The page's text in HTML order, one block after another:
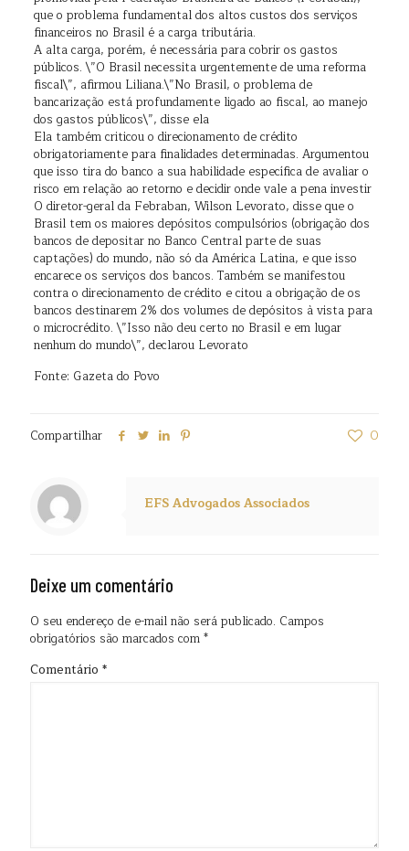
que o problema fundamental dos altos custos dos serviços
financeiros no Brasil é a carga tributária.
A alta carga, porém, é necessária para cobrir os gastos
públicos. \”O Brasil necessita urgentemente de uma reforma
fiscal\”, afirmou Liliana.\”No Brasil, o problema de
bancarização está profundamente ligado ao fiscal, ao manejo
dos gastos públicos\”, disse ela
Ela também criticou o direcionamento de crédito
obrigatoriamente para finalidades determinadas. Argumentou
que isso tira do banco a sua habilidade específica de avaliar o
risco em relação ao retorno e decidir onde vale a pena investir
O diretor-geral da Febraban, Wilson Levorato, disse que o
Brasil tem os maiores depósitos compulsórios (obrigação dos
bancos de depositar no Banco Central parte de suas
captações) do mundo, não só da América Latina, e que isso
encarece os serviços dos bancos. Também se manifestou
contra o direcionamento de crédito e citou a obrigação de os
bancos destinarem 2% dos volumes de depósitos à vista para
o microcrédito. \”Isso não deu certo no Brasil e em lugar
nenhum do mundo\”, declarou Levorato
Fonte: Gazeta do Povo
Compartilhar 0
EFS Advogados Associados
Deixe um comentário
O seu endereço de e-mail não será publicado. Campos
obrigatórios são marcados com*
Comentário *